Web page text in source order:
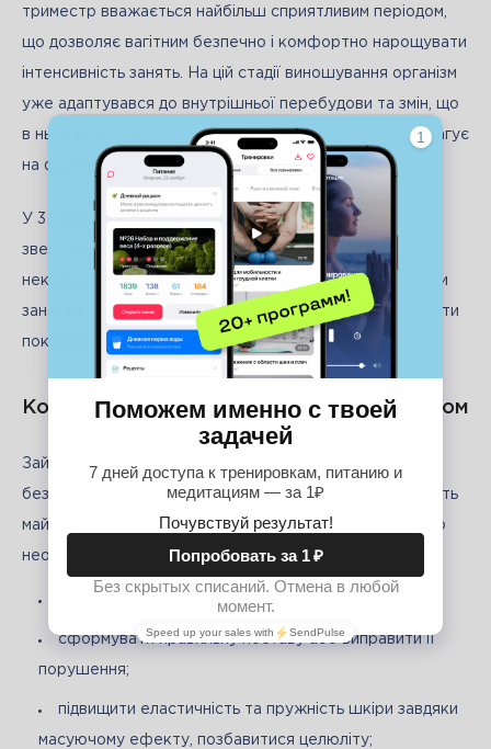
триместр вважається найбільш сприятливим періодом,
що дозволяє вагітним безпечно і комфортно нарощувати
інтенсивність занять. На цій стадії виношування організм
уже адаптувався до внутрішньої перебудови та змін, що
в ньому сталися, тому в 2 триместрі значно краще реагує
на фізичні навантаження.
У 3 триместрі фахівці рекомендують основну увагу
звернути на дихальні вправи, зробити активність
неквапливою, спрямованою на релаксацію. Починаючи
заняття аквааеробікою для вагітних, варто враховувати
показання для таких тренувань.
Коли рекомендовані заняття аквафітнесом
Займатися аквааеробікою для вагітних, яка приносить
безсумнівну користь жіночому організму, рекомендують
майбутнім мамам для зміцнення здоров’я, а також якщо
необхідно:
уникнути набору зайвої ваги;
сформувати правильну поставу або виправити її
порушення;
підвищити еластичність та пружність шкіри завдяки
масуючому ефекту, позбавитися целюліту;